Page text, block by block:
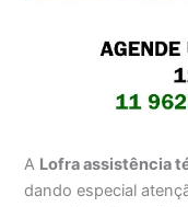
A Lofra assistência
dando especial